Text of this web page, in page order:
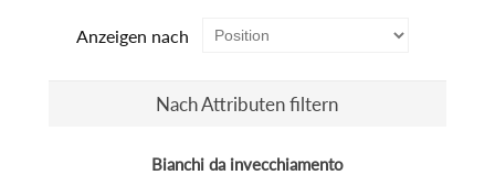
Anzeigen nach
Nach Attributen filtern
Bianchi da invecchiamento